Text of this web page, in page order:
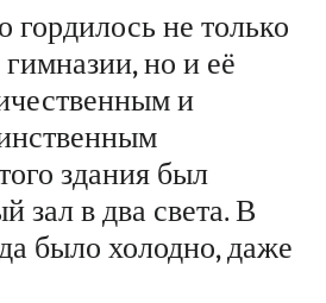
гордилось не только
но и её
и
здания был
зал в два света. В
было холодно, даже